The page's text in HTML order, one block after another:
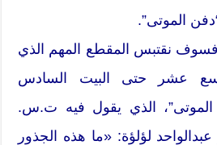
الموتى”.
فسوف نقتبس المقطع المهم الذي
عشر حتى البيت السادس
الذي يقول فيه ت.س.
لؤلؤة: «ما هذه الجذور